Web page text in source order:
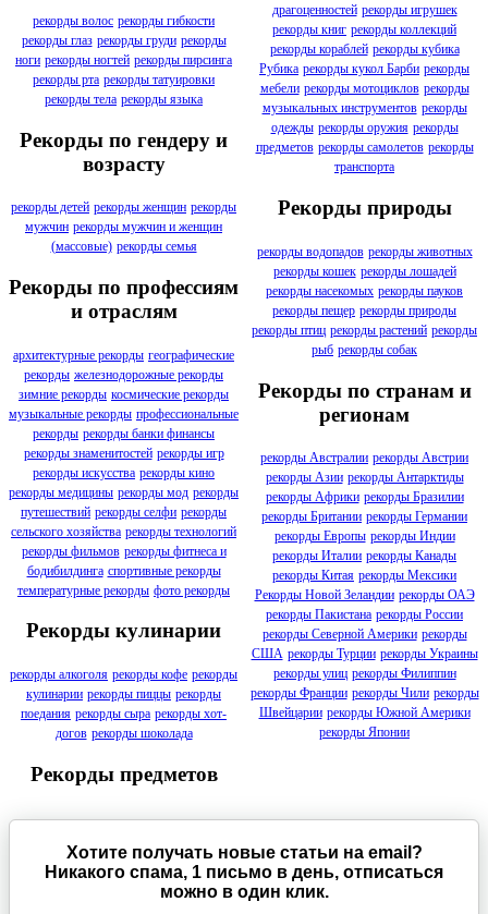
рекорды волос рекорды гибкости
рекорды глаз рекорды груди рекорды
ноги рекорды ногтей рекорды пирсинга
рекорды рта рекорды татуировки
рекорды тела рекорды языка
Рекорды по гендеру и
возрасту
рекорды детей рекорды женщин рекорды
мужчин рекорды мужчин и женщин
(массовые) рекорды семья
Рекорды по профессиям
и отраслям
архитектурные рекорды географические
рекорды железнодорожные рекорды
зимние рекорды космические рекорды
музыкальные рекорды профессиональные
рекорды рекорды банки финансы
рекорды знаменитостей рекорды игр
рекорды искусства рекорды кино
рекорды медицины рекорды мод рекорды
путешествий рекорды селфи рекорды
сельского хозяйства рекорды технологий
рекорды фильмов рекорды фитнеса и
бодибилдинга спортивные рекорды
температурные рекорды фото рекорды
Рекорды кулинарии
рекорды алкоголя рекорды кофе рекорды
кулинарии рекорды пиццы рекорды
поедания рекорды сыра рекорды хот-
догов рекорды шоколада
Рекорды предметов
драгоценностей рекорды игрушек
рекорды книг рекорды коллекций
рекорды кораблей рекорды кубика
Рубика рекорды кукол Барби рекорды
мебели рекорды мотоциклов рекорды
музыкальных инструментов рекорды
одежды рекорды оружия рекорды
предметов рекорды самолетов рекорды
транспорта
Рекорды природы
рекорды водопадов рекорды животных
рекорды кошек рекорды лошадей
рекорды насекомых рекорды пауков
рекорды пещер рекорды природы
рекорды птиц рекорды растений рекорды
рыб рекорды собак
Рекорды по странам и
регионам
рекорды Австралии рекорды Австрии
рекорды Азии рекорды Антарктиды
рекорды Африки рекорды Бразилии
рекорды Британии рекорды Германии
рекорды Европы рекорды Индии
рекорды Италии рекорды Канады
рекорды Китая рекорды Мексики
Рекорды Новой Зеландии рекорды ОАЭ
рекорды Пакистана рекорды России
рекорды Северной Америки рекорды
США рекорды Турции рекорды Украины
рекорды улиц рекорды Филиппин
рекорды Франции рекорды Чили рекорды
Швейцарии рекорды Южной Америки
рекорды Японии
Хотите получать новые статьи на email?
Никакого спама, 1 письмо в день, отписаться
можно в один клик.